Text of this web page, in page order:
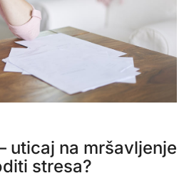
uticaj na mršavljenje
stresa?